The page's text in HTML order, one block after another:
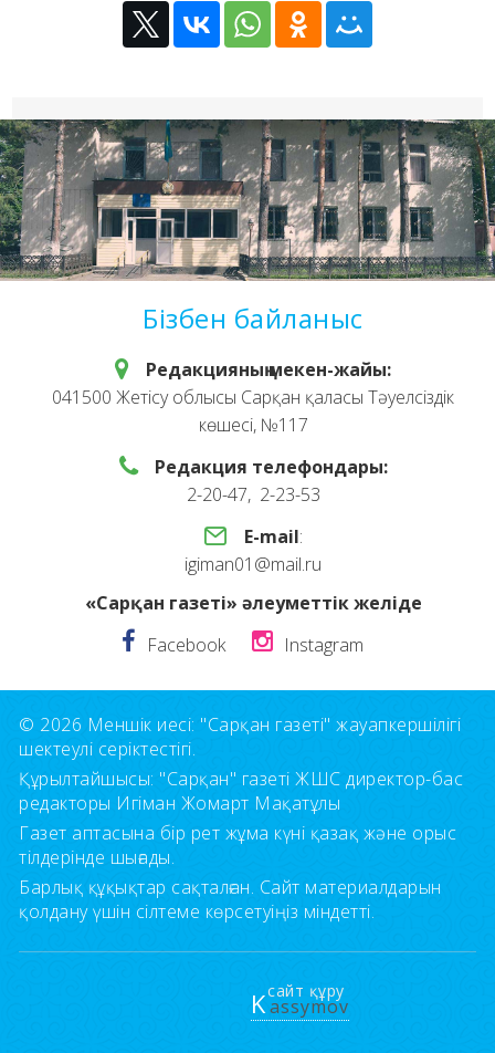
Бізбен байланыс
Редакцияның мекен-жайы:
041500 Жетісу облысы Сарқан қаласы Тәуелсіздік
көшесі, №117
Редакция телефондары:
2-20-47, 2-23-53
E-mail:
igiman01@mail.ru
«Сарқан газеті» әлеуметтік желіде
Facebook
Instagram
© 2026 Меншік иесі: "Сарқан газеті" жауапкершілігі
шектеулі серіктестігі.
Құрылтайшысы: "Сарқан" газеті ЖШС директор-бас
редакторы Игіман Жомарт Мақатұлы
Газет аптасына бір рет жұма күні қазақ және орыс
тілдерінде шығады.
Барлық құқықтар сақталған. Сайт материалдарын
қолдану үшін сілтеме көрсетуіңіз міндетті.
сайт құру
Kassymov